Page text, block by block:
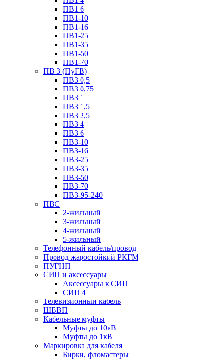
ПВ1 6
ПВ1-10
ПВ1-16
ПВ1-25
ПВ1-35
ПВ1-50
ПВ1-70
ПВ 3 (ПуГВ)
ПВ3 0,5
ПВ3 0,75
ПВ3 1
ПВ3 1,5
ПВ3 2,5
ПВ3 4
ПВ3 6
ПВ3-10
ПВ3-16
ПВ3-25
ПВ3-35
ПВ3-50
ПВ3-70
ПВ3-95-240
ПВС
2-жильный
3-жильный
4-жильный
5-жильный
Телефонный кабель/провод
Провод жаростойкий РКГМ
ПУГНП
СИП и аксессуары
Аксессуары к СИП
СИП 4
Телевизионный кабель
ШВВП
Кабельные муфты
Муфты до 10кВ
Муфты до 1кВ
Маркировка для кабеля
Бирки, фломастеры